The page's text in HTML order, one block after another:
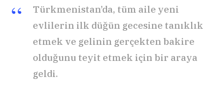
Türkmenistan’da, tüm aile yeni
evlilerin ilk düğün gecesine tanıklık
etmek ve gelinin gerçekten bakire
olduğunu teyit etmek için bir araya
geldi.